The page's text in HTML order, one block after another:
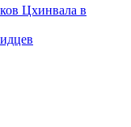
августа
Цхинвала в